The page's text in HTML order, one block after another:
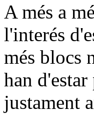
A més a
l'interés
més blocs
han
justament